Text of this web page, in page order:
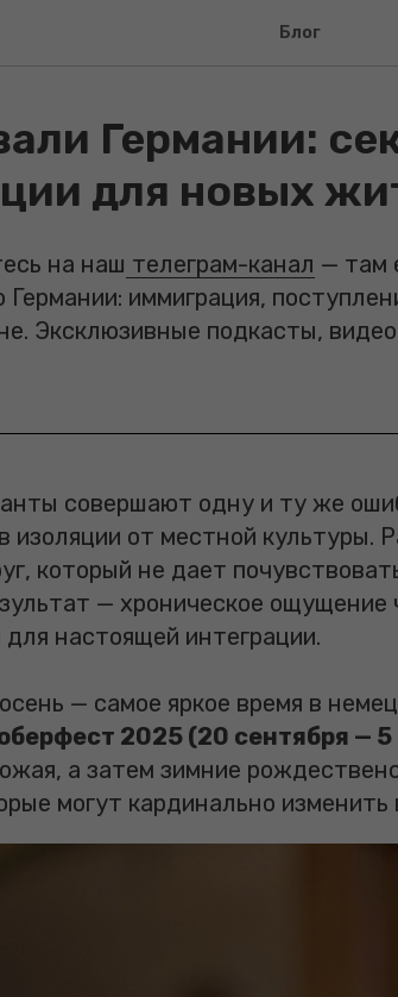
Блог
Германии:
для новых
на наш телеграм-канал — там
иммиграция,
Эксклюзивные подкасты,
совершают одну и ту же
изоляции от местной культуры.
который не дает
— хроническое
настоящей интеграции.
— самое яркое время в
2025 (20 сентября — 5
а затем зимние
могут кардинально